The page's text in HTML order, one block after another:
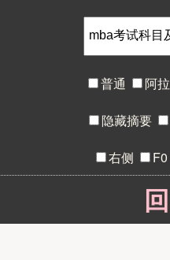
普通 阿
隐藏摘要
右侧 F0